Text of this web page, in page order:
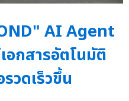
AI Agent
อกสารอัตโนมัติ
วดเร็วขึ้น